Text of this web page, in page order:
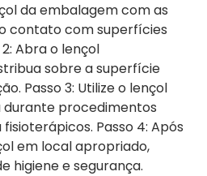
da embalagem com as
contato com superfícies
Abra o lençol
sobre a superfície
Passo 3: Utilize o lençol
procedimentos
Passo 4: Após
em local apropriado,
higiene e segurança.